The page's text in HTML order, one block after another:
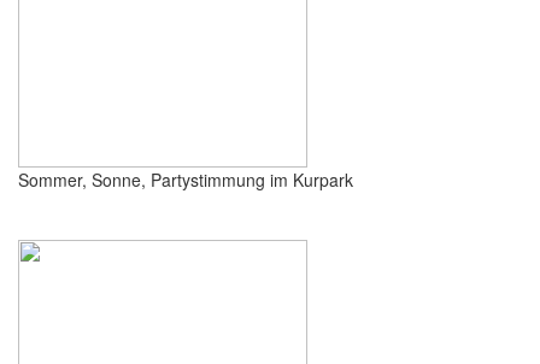
Sommer, Sonne, Partystimmung im Kurpark